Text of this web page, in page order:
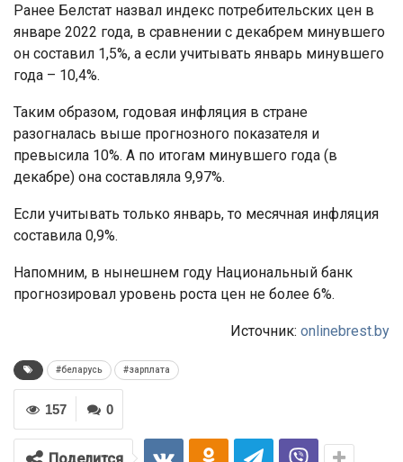
Ранее Белстат назвал индекс потребительских цен в
январе 2022 года, в сравнении с декабрем минувшего
он составил 1,5%, а если учитывать январь минувшего
года – 10,4%.
Таким образом, годовая инфляция в стране
разогналась выше прогнозного показателя и
превысила 10%. А по итогам минувшего года (в
декабре) она составляла 9,97%.
Если учитывать только январь, то месячная инфляция
составила 0,9%.
Напомним, в нынешнем году Национальный банк
прогнозировал уровень роста цен не более 6%.
Источник: onlinebrest.by
#беларусь #зарплата
0
157